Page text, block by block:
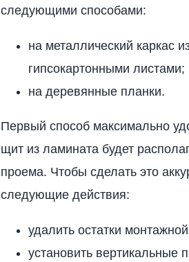
следующими способами:
на металлический каркас
гипсокартонными листами;
на деревянные планки.
Первый способ максимально
щит из ламината будет
проема. Чтобы сделать это
следующие действия:
удалить остатки
установить